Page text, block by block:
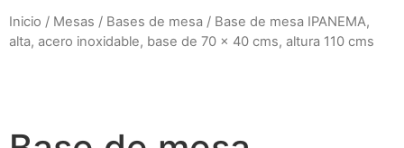
Inicio / Mesas / Bases de mesa / Base de mesa IPANEMA,
alta, acero inoxidable, base de 70 x 40 cms, altura 110 cms